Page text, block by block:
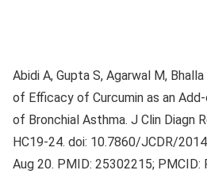
Abidi A, Gupta S, Agarwal M,
of Efficacy of Curcumin as an
of Bronchial Asthma. J Clin Diagn
HC19-24. doi: 10.7860/JCDR/
Aug 20. PMID: 25302215; PMCID: